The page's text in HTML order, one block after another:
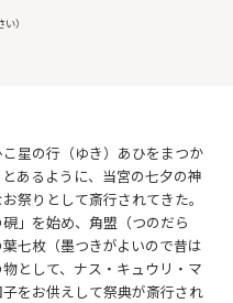
）
星の行（ゆき）あひをまつか
あるように、当宮の七夕の神
祭りとして斎行されてきた。
」を始め、角盟（つのだら
七枚（墨つきがよいので昔は
として、ナス・キュウリ・マ
をお供えして祭典が斎行され